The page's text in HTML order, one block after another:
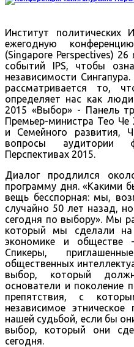
Институт политических
ежегодную
(Singapore Perspectives)
событий IPS, чтобы
независимости
рассматривается то,
определяет нас как
2015 «Выбор» - Панель
Премьер-министра Тео
и Семейного развития,
вопросы аудитории
Перспективах 2015.
Диалог продлился
программу дня. «Какими
вещь бесспорная: мы,
случайно 50 лет назад,
сегодня по выбору». Мы
который мы сделали
экономике и
Спикеры,
общественных
выбор, который
основатели и поколение
препятствия, с
независимое
нашей судьбой, если бы
выбор, который они
сегодня.